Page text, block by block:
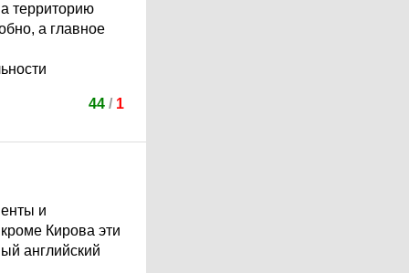
территорию
а главное
44 / 1
и
Кирова эти
английский